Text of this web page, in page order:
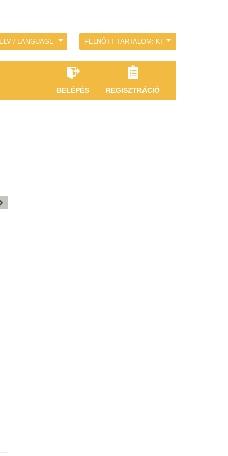
/ LANGUAGE FELNŐTT TARTALOM: KI
BELÉPÉS REGISZTRÁCIÓ